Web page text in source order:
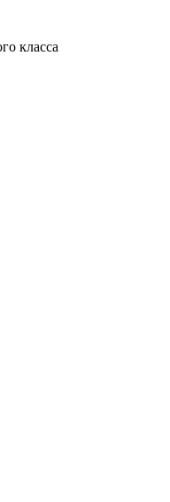
класса